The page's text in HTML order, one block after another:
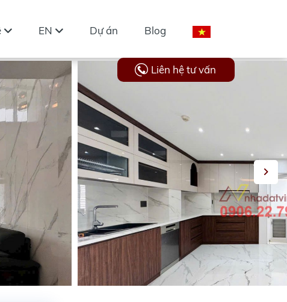
EN Dự án Blog
Liên hệ tư vấn